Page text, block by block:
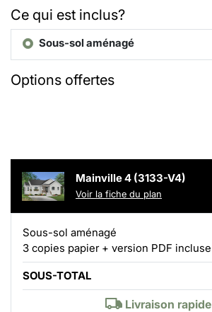
Ce qui est inclus?
Sous-sol aménagé
Options offertes
Mainville 4 (3133-V4)
Voir la fiche du plan
Sous-sol aménagé
3 copies papier + version PDF incluse
SOUS-TOTAL
Livraison rapide